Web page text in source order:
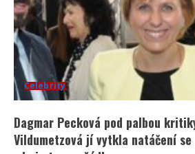
Celebrity
Dagmar Pecková pod palbou
Vildumetzová jí vytkla natáčení